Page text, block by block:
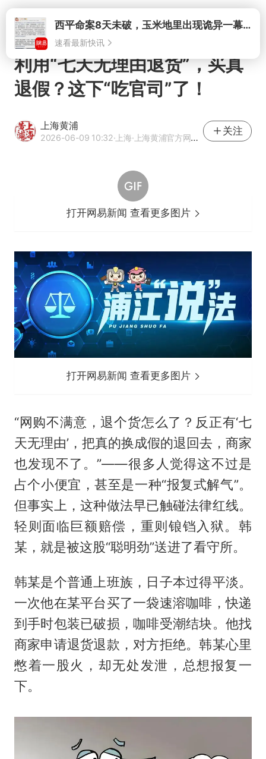
打开西平命案8天未破，玉米地里出现诡异一幕，我突然想起了欧金中
速看最新快讯
利用“七天无理由退货”，买真
退假？这下“吃官司”了！
上海黄浦
2026-06-09 10:32·上海·上海黄浦官方网易号
关注
打开网易新闻 查看更多图片
打开网易新闻 查看更多图片
“网购不满意，退个货怎么了？反正有‘七
天无理由’，把真的换成假的退回去，商家
也发现不了。”——很多人觉得这不过是
占个小便宜，甚至是一种“报复式解气”。
但事实上，这种做法早已触碰法律红线。
轻则面临巨额赔偿，重则锒铛入狱。韩
某，就是被这股“聪明劲”送进了看守所。
韩某是个普通上班族，日子本过得平淡。
一次他在某平台买了一袋速溶咖啡，快递
到手时包装已破损，咖啡受潮结块。他找
商家申请退货退款，对方拒绝。韩某心里
憋着一股火，却无处发泄，总想报复一
下。